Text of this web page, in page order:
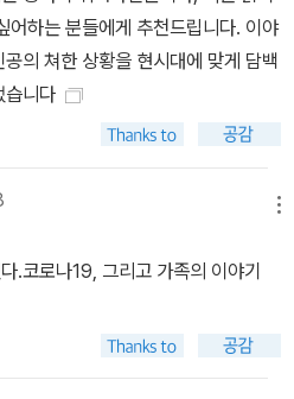
어하는 분들에게 추천드립니다. 이야
의 쳐한 상황을 현시대에 맞게 담백
습니다
.코로나19, 그리고 가족의 이야기